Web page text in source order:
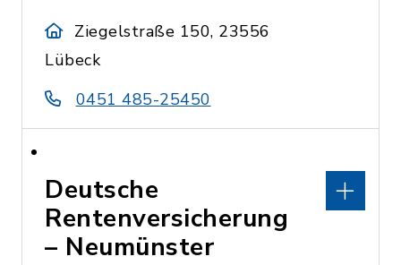
Ziegelstraße 150, 23556
Lübeck
0451 485-25450
Deutsche
Rentenversicherung
– Neumünster